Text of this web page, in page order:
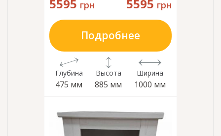
5595 грн 5595 грн
Подробнее
Глубина
475 мм
Высота
885 мм
Ширина
1000 мм